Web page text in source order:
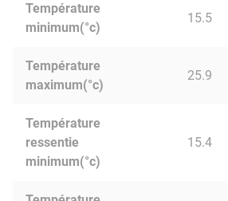
Température
minimum(°c)
15.5
Température
maximum(°c)
25.9
Température
ressentie
minimum(°c)
15.4